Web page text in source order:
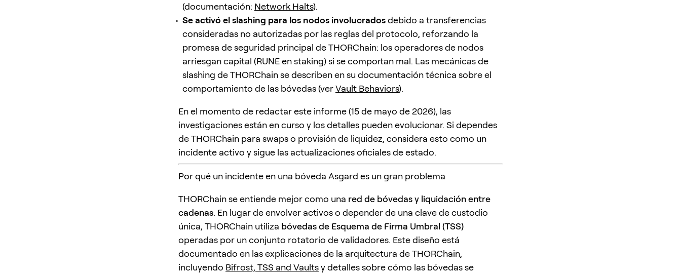
(documentación: Network Halts).
Se activó el slashing para los nodos involucradosdebido a transferencias
consideradas no autorizadas por las reglas del protocolo, reforzando la
promesa de seguridad principal de THORChain: los operadores de nodos
arriesgan capital (RUNE en staking) si se comportan mal. Las mecánicas de
slashing de THORChain se describen en su documentación técnica sobre el
comportamiento de las bóvedas (verVault Behaviors).
En el momento de redactar este informe (15 de mayo de 2026), las
investigaciones están en curso y los detalles pueden evolucionar. Si dependes
de THORChain para swaps o provisión de liquidez, considera esto como un
incidente activo y sigue las actualizaciones oficiales de estado.
Por qué un incidente en una bóveda Asgard es un gran problema
THORChain se entiende mejor como una red de bóvedas y liquidación entre
cadenas. En lugar de envolver activos o depender de una clave de custodio
única, THORChain utiliza bóvedas de Esquema de Firma Umbral (TSS)
operadas por un conjunto rotatorio de validadores. Este diseño está
documentado en las explicaciones de la arquitectura de THORChain,
incluyendo Bifrost, TSS and Vaultsy detalles sobre cómo las bóvedas se